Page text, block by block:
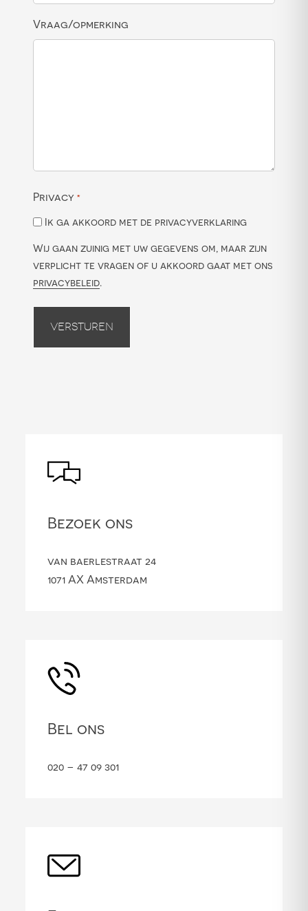
Vraag/opmerking
Privacy *
Ik ga akkoord met de privacyverklaring
Wij gaan zuinig met uw gegevens om, maar zijn
verplicht te vragen of u akkoord gaat met ons
privacybeleid.
Versturen
Bezoek ons
van baerlestraat 24
1071 AX Amsterdam
Bel ons
020 – 47 09 301